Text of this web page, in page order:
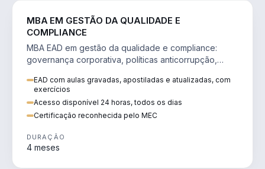
MBA EM GESTÃO DA QUALIDADE E
COMPLIANCE
MBA EAD em gestão da qualidade e compliance:
governança corporativa, políticas anticorrupção,
EAD com aulas gravadas, apostiladas e atualizadas, com
exercícios
Acesso disponível 24 horas, todos os dias
Certificação reconhecida pelo MEC
DURAÇÃO
4 meses